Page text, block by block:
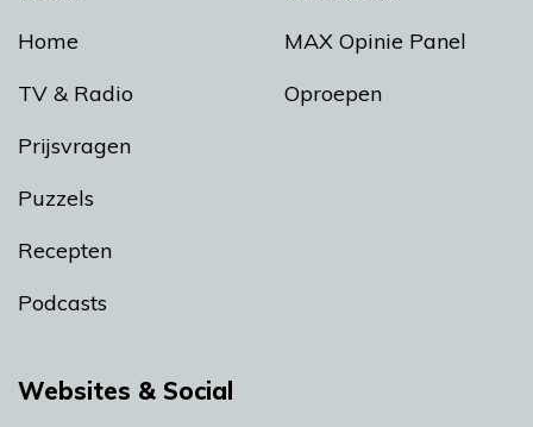
Home
TV & Radio
Prijsvragen
Puzzels
Recepten
Podcasts
MAX Opinie Panel
Oproepen
Websites & Social